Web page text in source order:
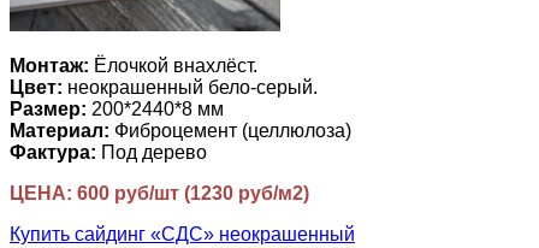
Монтаж: Ёлочкой внахлёст.
Цвет: неокрашенный бело-серый.
Размер: 200*2440*8 мм
Материал: Фиброцемент (целлюлоза)
Фактура: Под дерево
ЦЕНА: 600 руб/шт (1230 руб/м2)
Купить сайдинг «СДС» неокрашенный